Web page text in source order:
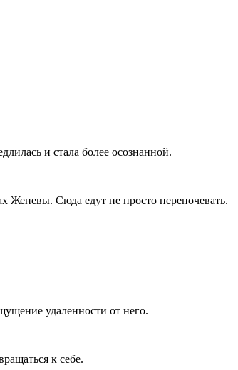
и стала более осознанной.
Женевы. Сюда едут не просто переночевать.
удаленности от него.
к себе.